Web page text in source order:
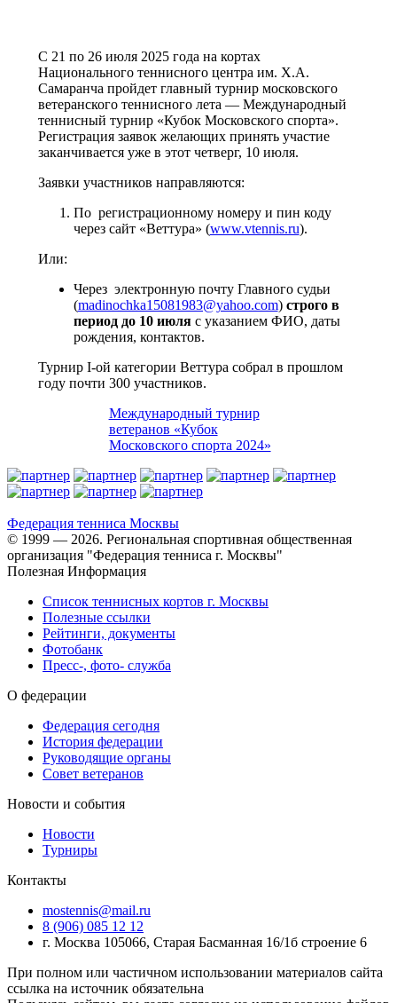
C 21 по 26 июля 2025 года на кортах
Национального теннисного центра им. Х.А.
Самаранча пройдет главный турнир московского
ветеранского теннисного лета — Международный
теннисный турнир «Кубок Московского спорта».
Регистрация заявок желающих принять участие
заканчивается уже в этот четверг, 10 июля.
Заявки участников направляются:
По регистрационному номеру и пин коду
через сайт «Веттура» (www.vtennis.ru).
Или:
Через электронную почту Главного судьи
(madinochka15081983@yahoo.com) строго в
период до 10 июля с указанием ФИО, даты
рождения, контактов.
Турнир I-ой категории Веттура собрал в прошлом
году почти 300 участников.
Международный турнир
ветеранов «Кубок
Московского спорта 2024»
Федерация тенниса Москвы
© 1999 — 2026. Региональная спортивная общественная
организация "Федерация тенниса г. Москвы"
Полезная Информация
Список теннисных кортов г. Москвы
Полезные ссылки
Рейтинги, документы
Фотобанк
Пресс-, фото- служба
О федерации
Федерация сегодня
История федерации
Руководящие органы
Совет ветеранов
Новости и события
Новости
Турниры
Контакты
mostennis@mail.ru
8 (906) 085 12 12
г. Москва 105066, Старая Басманная 16/1б строение 6
При полном или частичном использовании материалов сайта
ссылка на источник обязательна